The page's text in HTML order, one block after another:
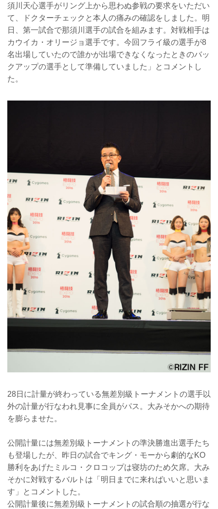
須川天心選手がリング上から思わぬ参戦の要求をいただい
て、ドクターチェックと本人の痛みの確認をしました。明
日、第一試合で那須川選手の試合を組みます。対戦相手は
カウイカ・オリージョ選手です。今回フライ級の選手が8
名出場していたので誰かが出場できなくなったときのバッ
クアップの選手として準備していました」とコメントし
た。
28日に計量が終わっている無差別級トーナメントの選手以
外の計量が行なわれ見事に全員がパス。大みそかへの期待
を膨らませた。
公開計量には無差別級トーナメントの準決勝進出選手たち
も登場したが、昨日の試合でキング・モーから劇的なKO
勝利をあげたミルコ・クロコップは寝坊のため欠席。大み
そかに対戦するバルトは「明日までに来ればいいと思いま
す」とコメントした。
公開計量後に無差別級トーナメントの試合順の抽選が行な